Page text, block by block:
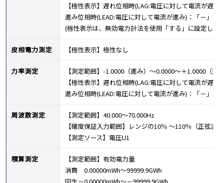
【極性表示】遅れ位相時(LAG:電圧に対して電流が遅
進み位相時(LEAD:電圧に対して電流が進み)：「－」
(極性表示は、無効電力計法を使用「する」に設定し
皮相電力測定 【極性表示】極性なし
力率測定
【測定範囲】-1.0000（進み）～0.0000～＋1.0000（
【極性表示】遅れ位相時(LAG:電圧に対して電流が遅
進み位相時(LEAD:電圧に対して電流が進み)：「－」
周波数測定
【測定範囲】40.000～70.000Hz
【確度保証入力範囲】レンジの10％ ～110％（正弦
【測定ソース】電圧U1
積算測定
【測定範囲】有効電力量
消費 0.00000mWh～99999.9GWh